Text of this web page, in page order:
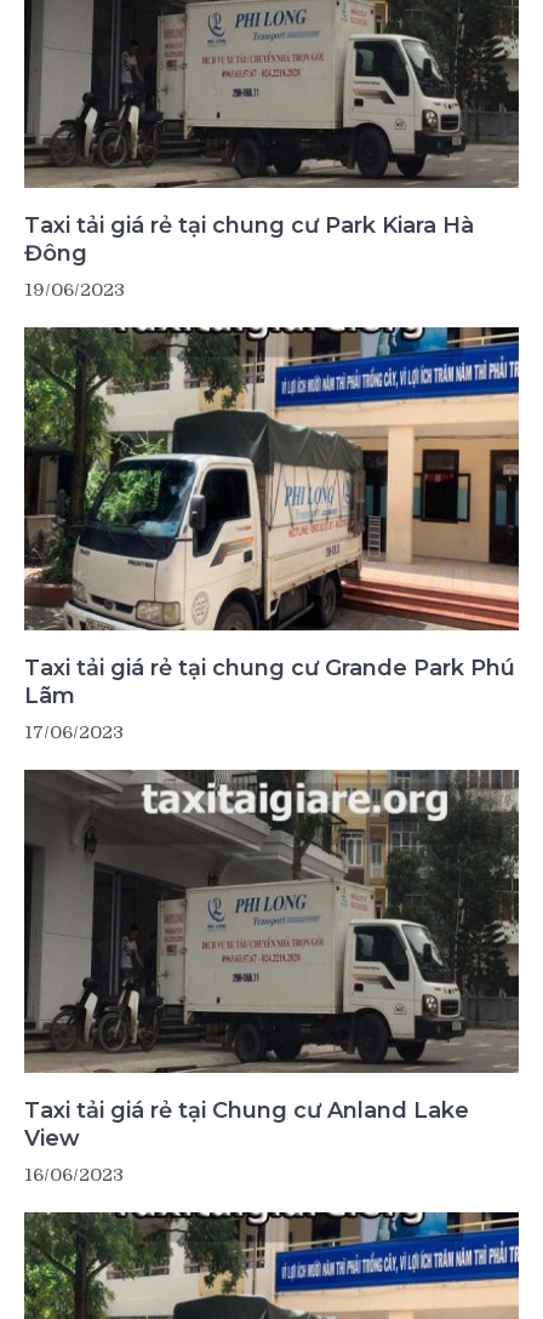
Taxi tải giá rẻ tại chung cư Park Kiara Hà
Đông
19/06/2023
Taxi tải giá rẻ tại chung cư Grande Park Phú
Lãm
17/06/2023
Taxi tải giá rẻ tại Chung cư Anland Lake
View
16/06/2023